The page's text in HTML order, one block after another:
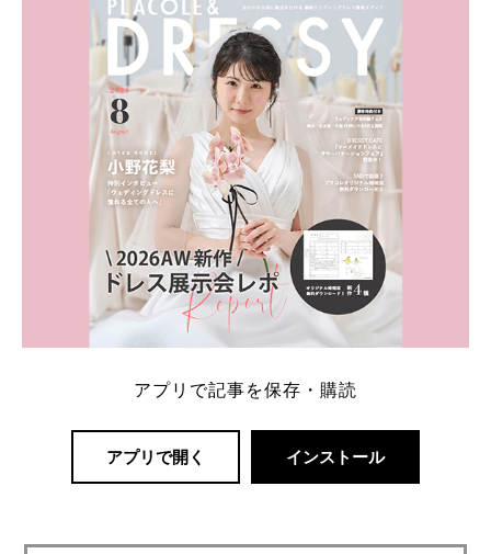
アプリで記事を保存・購読
アプリで開く インストール